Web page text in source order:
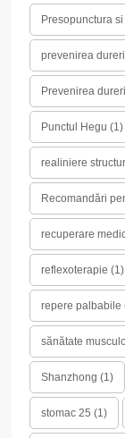
Presopunctura
prevenirea
Prevenirea
Punctul Hegu (1)
realiniere
Recomandări
recuperare
reflexoterapie (1)
repere palbabile
sănătate
Shanzhong (1)
stomac 25 (1)